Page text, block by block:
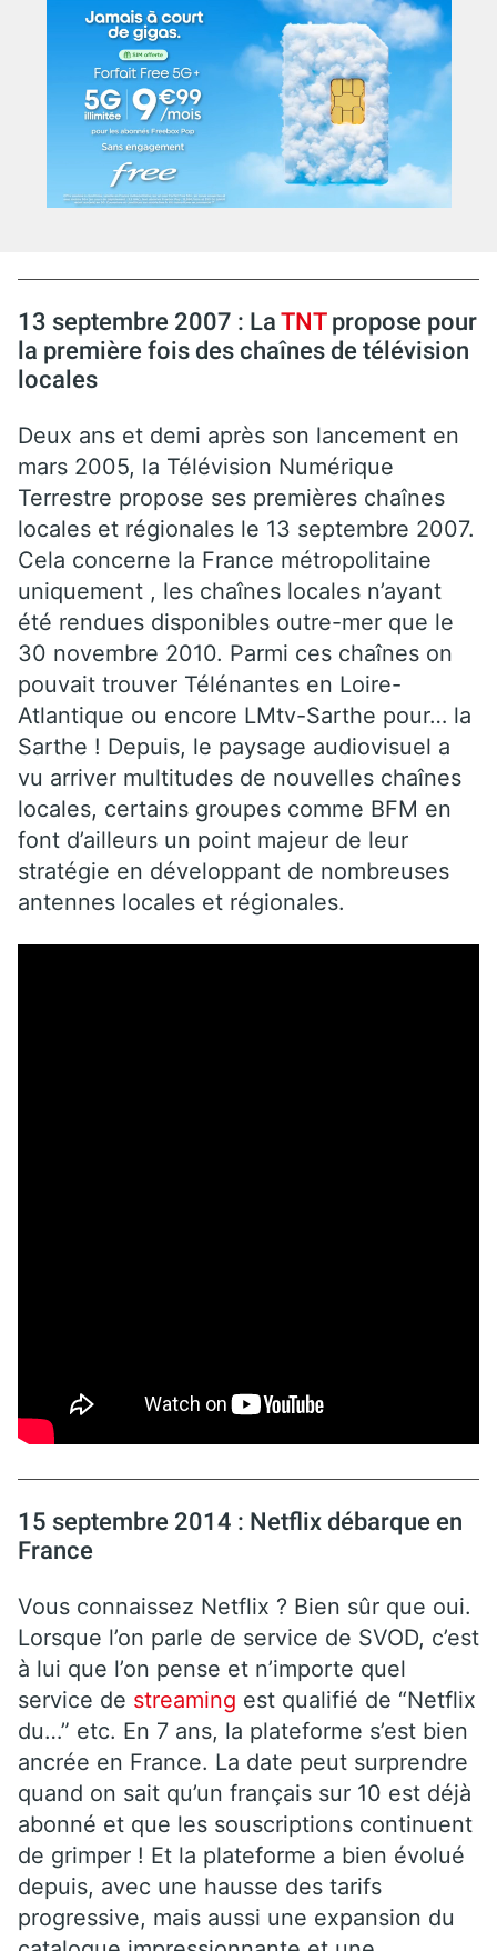
13 septembre 2007 : LaTNTpropose pour
la première fois des chaînes de télévision
locales
Deux ans et demi après son lancement en
mars 2005, la Télévision Numérique
Terrestre propose ses premières chaînes
locales et régionales le 13 septembre 2007.
Cela concerne la France métropolitaine
uniquement , les chaînes locales n’ayant
été rendues disponibles outre-mer que le
30 novembre 2010. Parmi ces chaînes on
pouvait trouver Télénantes en Loire-
Atlantique ou encore LMtv-Sarthe pour… la
Sarthe ! Depuis, le paysage audiovisuel a
vu arriver multitudes de nouvelles chaînes
locales, certains groupes comme BFM en
font d’ailleurs un point majeur de leur
stratégie en développant de nombreuses
antennes locales et régionales.
15 septembre 2014 : Netflix débarque en
France
Vous connaissez Netflix ? Bien sûr que oui.
Lorsque l’on parle de service de SVOD, c’est
à lui que l’on pense et n’importe quel
service de streaming est qualifié de “Netflix
du…” etc. En 7 ans, la plateforme s’est bien
ancrée en France. La date peut surprendre
quand on sait qu’un français sur 10 est déjà
abonné et que les souscriptions continuent
de grimper ! Et la plateforme a bien évolué
depuis, avec une hausse des tarifs
progressive, mais aussi une expansion du